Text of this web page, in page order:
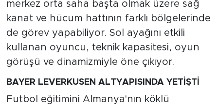
merkez orta saha başta olmak üzere sağ
kanat ve hücum hattının farklı bölgelerinde
de görev yapabiliyor. Sol ayağını etkili
kullanan oyuncu, teknik kapasitesi, oyun
görüşü ve dinamizmiyle öne çıkıyor.
BAYER LEVERKUSEN ALTYAPISINDA YETİŞTİ
Futbol eğitimini Almanya'nın köklü